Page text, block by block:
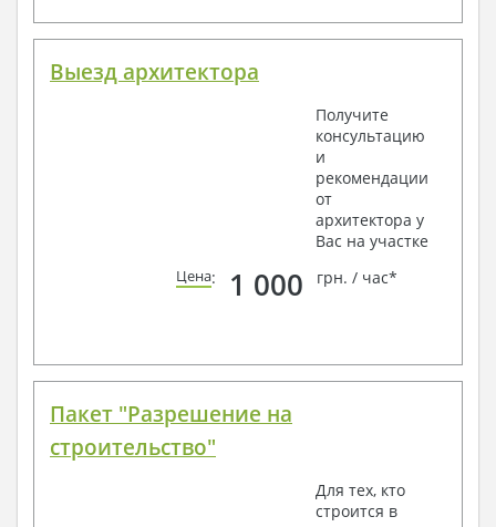
Выезд архитектора
Получите
консультацию
и
рекомендации
от
архитектора у
Вас на участке
Цена: 1 000 грн. / час*
Пакет "Разрешение на
строительство"
Для тех, кто
строится в